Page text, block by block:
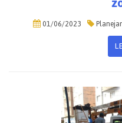
01/06/2023